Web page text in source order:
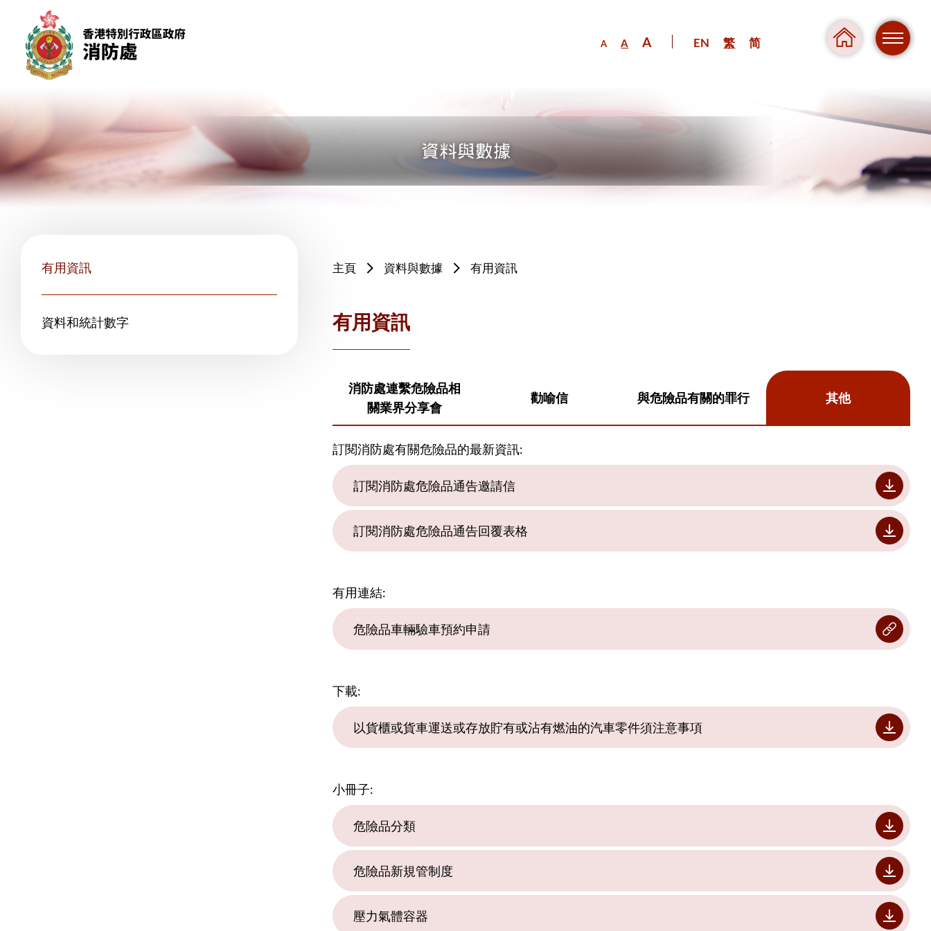
A A A EN 繁 简
危
有用資訊
資料和統計數字
主頁 資料與數據 有用資訊
有用資訊
消防處連繫危險品相
關業界分享會
勸喻信 與危險品有關的罪行 其他
訂閱消防處有關危險品的最新資訊:
訂閱消防處危險品通告邀請信
訂閱消防處危險品通告回覆表格
有用連結:
危險品車輛驗車預約申請
下載:
以貨櫃或貨車運送或存放貯有或沾有燃油的汽車零件須注意事項
小冊子:
危險品分類
危險品新規管制度
壓力氣體容器